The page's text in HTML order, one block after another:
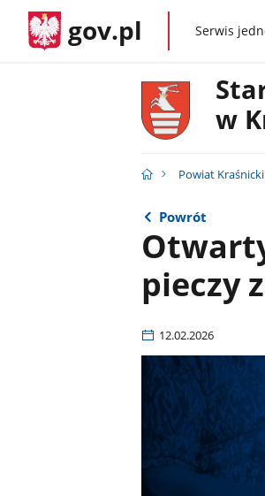
gov.pl gov.plSerwis
w
Powiat Kraśnicki
Powrót
pieczy
12.02.2026